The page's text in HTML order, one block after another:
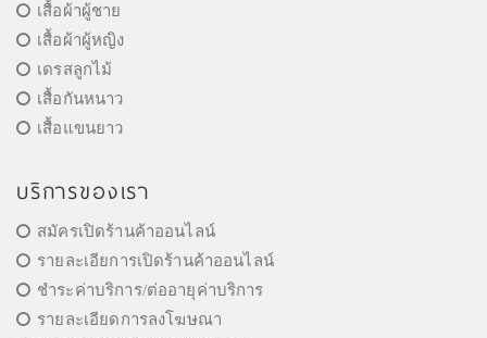
เสื้อผ้าผู้ชาย
เสื้อผ้าผู้หญิง
เดรสลูกไม้
เสื้อกันหนาว
เสื้อแขนยาว
บริการของเรา
สมัครเปิดร้านค้าออนไลน์
รายละเอียการเปิดร้านค้าออนไลน์
ชำระค่าบริการ/ต่ออายุค่าบริการ
รายละเอียดการลงโฆษณา